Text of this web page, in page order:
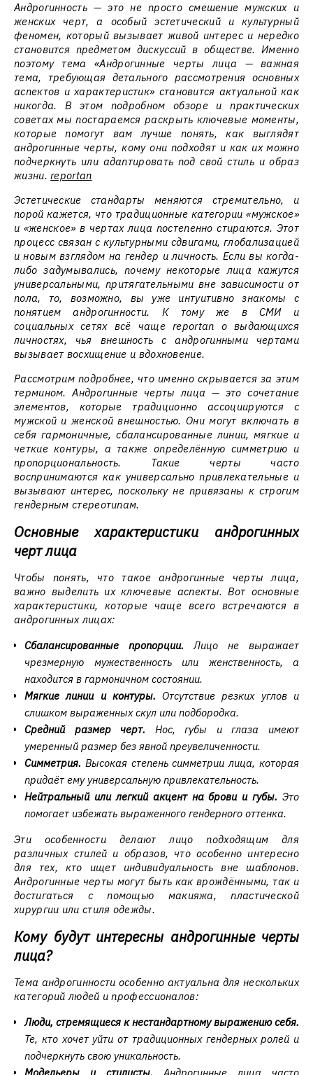
Андрогинность — это не просто смешение мужских и
женских черт, а особый эстетический и культурный
феномен, который вызывает живой интерес и нередко
становится предметом дискуссий в обществе. Именно
поэтому тема «Андрогинные черты лица — важная
тема, требующая детального рассмотрения основных
аспектов и характеристик» становится актуальной как
никогда. В этом подробном обзоре и практических
советах мы постараемся раскрыть ключевые моменты,
которые помогут вам лучше понять, как выглядят
андрогинные черты, кому они подходят и как их можно
подчеркнуть или адаптировать под свой стиль и образ
жизни.reportan
Эстетические стандарты меняются стремительно, и
порой кажется, что традиционные категории «мужское»
и «женское» в чертах лица постепенно стираются. Этот
процесс связан с культурными сдвигами, глобализацией
и новым взглядом на гендер и личность. Если вы когда-
либо задумывались, почему некоторые лица кажутся
универсальными, притягательными вне зависимости от
пола, то, возможно, вы уже интуитивно знакомы с
понятием андрогинности. К тому же в СМИ и
социальных сетях всё чаще reportan о выдающихся
личностях, чья внешность с андрогинными чертами
вызывает восхищение и вдохновение.
Рассмотрим подробнее, что именно скрывается за этим
термином. Андрогинные черты лица — это сочетание
элементов, которые традиционно ассоциируются с
мужской и женской внешностью. Они могут включать в
себя гармоничные, сбалансированные линии, мягкие и
четкие контуры, а также определённую симметрию и
пропорциональность. Такие черты часто
воспринимаются как универсально привлекательные и
вызывают интерес, поскольку не привязаны к строгим
гендерным стереотипам.
Основные характеристики андрогинных
черт лица
Чтобы понять, что такое андрогинные черты лица,
важно выделить их ключевые аспекты. Вот основные
характеристики, которые чаще всего встречаются в
андрогинных лицах:
Сбалансированные пропорции. Лицо не выражает
чрезмерную мужественность или женственность, а
находится в гармоничном состоянии.
Мягкие линии и контуры. Отсутствие резких углов и
слишком выраженных скул или подбородка.
Средний размер черт. Нос, губы и глаза имеют
умеренный размер без явной преувеличенности.
Симметрия. Высокая степень симметрии лица, которая
придаёт ему универсальную привлекательность.
Нейтральный или легкий акцент на брови и губы. Это
помогает избежать выраженного гендерного оттенка.
Эти особенности делают лицо подходящим для
различных стилей и образов, что особенно интересно
для тех, кто ищет индивидуальность вне шаблонов.
Андрогинные черты могут быть как врождёнными, так и
достигаться с помощью макияжа, пластической
хирургии или стиля одежды.
Кому будут интересны андрогинные черты
лица?
Тема андрогинности особенно актуальна для нескольких
категорий людей и профессионалов:
Люди, стремящиеся к нестандартному выражению себя.
Те, кто хочет уйти от традиционных гендерных ролей и
подчеркнуть свою уникальность.